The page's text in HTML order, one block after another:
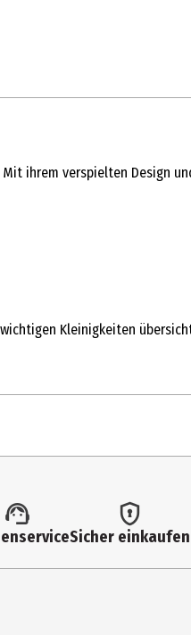
Mit ihrem verspielten Design
Kleinigkeiten
Sicher einkaufen